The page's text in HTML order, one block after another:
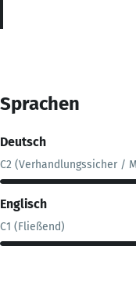
Sprachen
Deutsch
C2 (Verhandlungssicher /
Englisch
C1 (Fließend)